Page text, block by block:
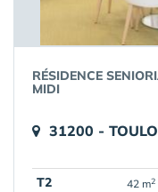
RÉSIDENCE
MIDI
31200 -
T2 42 m2